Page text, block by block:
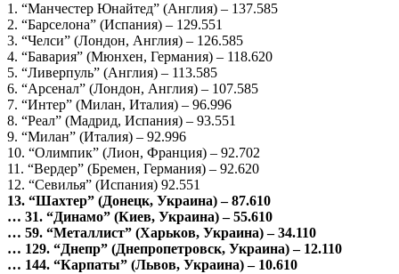
1. “Манчестер Юнайтед” (Англия) – 137.585
2. “Барселона” (Испания) – 129.551
3. “Челси” (Лондон, Англия) – 126.585
4. “Бавария” (Мюнхен, Германия) – 118.620
5. “Ливерпуль” (Англия) – 113.585
6. “Арсенал” (Лондон, Англия) – 107.585
7. “Интер” (Милан, Италия) – 96.996
8. “Реал” (Мадрид, Испания) – 93.551
9. “Милан” (Италия) – 92.996
10. “Олимпик” (Лион, Франция) – 92.702
11. “Вердер” (Бремен, Германия) – 92.620
12. “Севилья” (Испания) 92.551
13. “Шахтер” (Донецк, Украина) – 87.610
… 31. “Динамо” (Киев, Украина) – 55.610
… 59. “Металлист” (Харьков, Украина) – 34.110
… 129. “Днепр” (Днепропетровск, Украина) – 12.110
… 144. “Карпаты” (Львов, Украина) – 10.610